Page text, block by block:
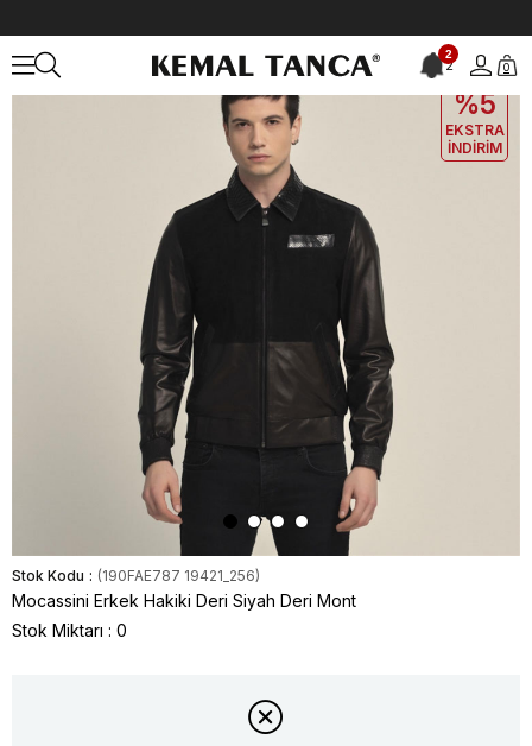
2
2 0
EKLE5
%5
EKSTRA
İNDİRİM
Stok Kodu (190FAE787 19421_256)
Mocassini Erkek Hakiki Deri Siyah Deri Mont
Stok Miktarı : 0